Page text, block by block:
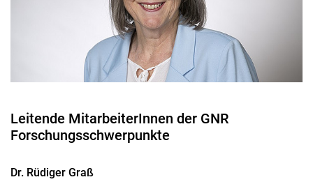
Leitende MitarbeiterInnen der GNR
Forschungsschwerpunkte
Dr. Rüdiger Graß